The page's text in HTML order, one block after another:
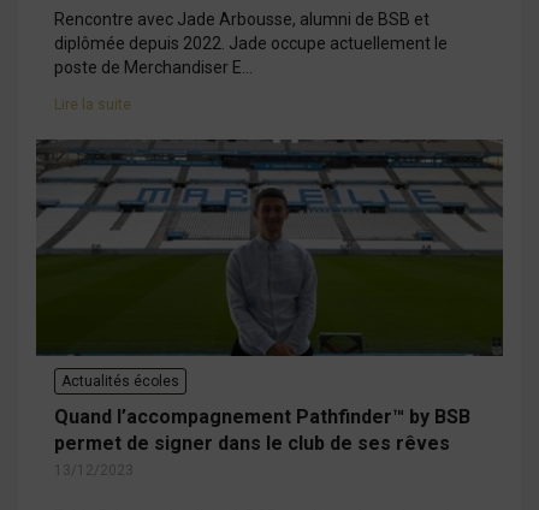
Rencontre avec Jade Arbousse, alumni de BSB et
diplômée depuis 2022. Jade occupe actuellement le
poste de Merchandiser E...
Lire la suite
Actualités écoles
Quand l’accompagnement Pathfinder™ by BSB
permet de signer dans le club de ses rêves
13/12/2023